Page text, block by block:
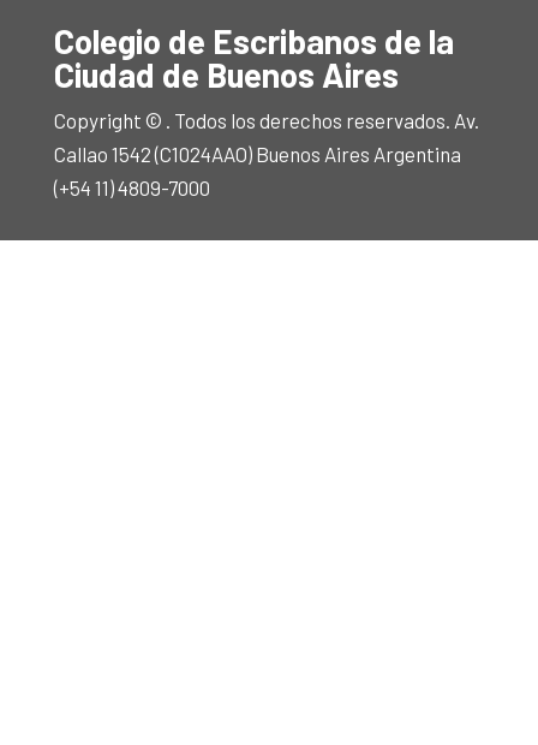
Colegio de Escribanos de la
Ciudad de Buenos Aires
Copyright © . Todos los derechos reservados. Av.
Callao 1542 (C1024AAO) Buenos Aires Argentina
(+54 11) 4809-7000